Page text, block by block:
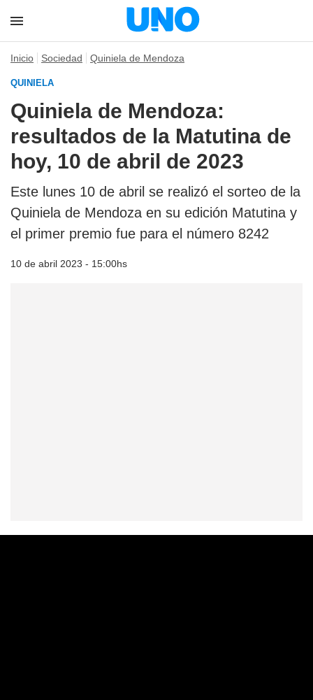
Inicio Sociedad Quiniela de Mendoza
QUINIELA
Quiniela de Mendoza:
resultados de la Matutina de
hoy, 10 de abril de 2023
Este lunes 10 de abril se realizó el sorteo de la
Quiniela de Mendoza en su edición Matutina y
el primer premio fue para el número 8242
10 de abril 2023 - 15:00hs